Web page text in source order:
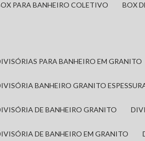
BOX PARA BANHEIRO COLETIVO BOX
DIVISÓRIAS PARA BANHEIRO EM GRANITO
DIVISÓRIA BANHEIRO GRANITO
DIVISÓRIA DE BANHEIRO GRANITO
DIVISÓRIA DE BANHEIRO EM GRANITO